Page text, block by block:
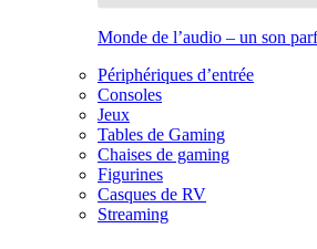
Monde de l’audio – un son
Périphériques d’entrée
Consoles
Jeux
Tables de Gaming
Chaises de gaming
Figurines
Casques de RV
Streaming